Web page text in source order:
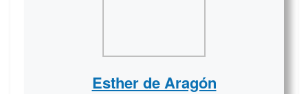
Esther de Aragón